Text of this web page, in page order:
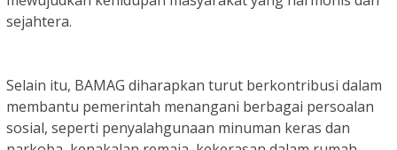
sejahtera.
Selain itu, BAMAG diharapkan turut berkontribusi dalam
membantu pemerintah menangani berbagai persoalan
sosial, seperti penyalahgunaan minuman keras dan